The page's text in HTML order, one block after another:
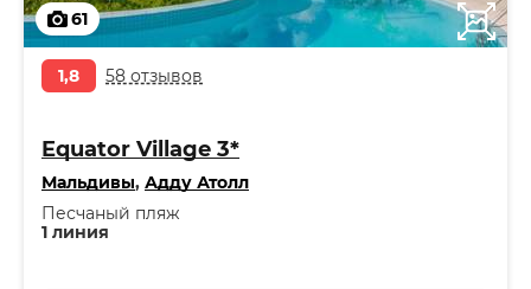
61
1,8 58 отзывов
Equator Village 3*
Мальдивы, Адду Атолл
1 линия
Песчаный пляж